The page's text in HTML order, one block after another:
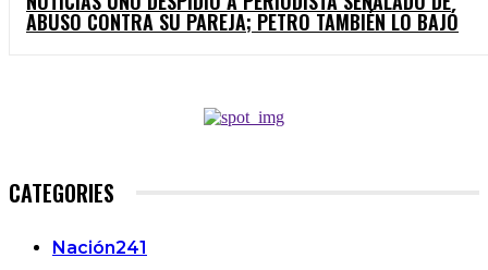
ABUSO CONTRA SU PAREJA; PETRO TAMBIÉN LO BAJÓ
CATEGORIES
Nación241